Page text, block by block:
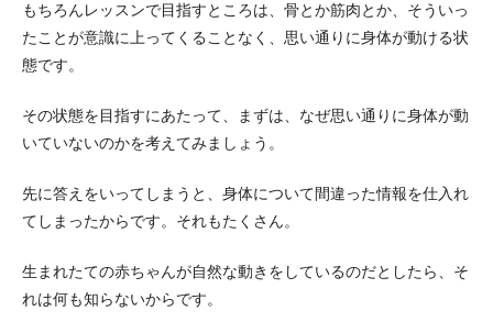
もちろんレッスンで目指すところは、骨とか筋肉とか、そういっ
たことが意識に上ってくることなく、思い通りに身体が動ける状
態です。
その状態を目指すにあたって、まずは、なぜ思い通りに身体が動
いていないのかを考えてみましょう。
先に答えをいってしまうと、身体について間違った情報を仕入れ
てしまったからです。それもたくさん。
生まれたての赤ちゃんが自然な動きをしているのだとしたら、そ
れは何も知らないからです。